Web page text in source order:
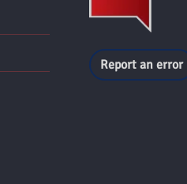
Report an error